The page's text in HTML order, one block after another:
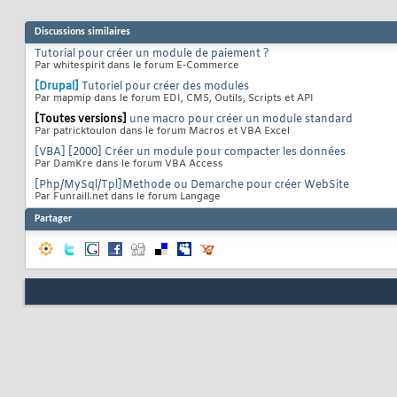
Discussions similaires
Tutorial pour créer un module de paiement ?
Par whitespirit dans le forum E-Commerce
[Drupal] Tutoriel pour créer des modules
Par mapmip dans le forum EDI, CMS, Outils, Scripts et API
[Toutes versions] une macro pour créer un module standard
Par patricktoulon dans le forum Macros et VBA Excel
[VBA] [2000] Créer un module pour compacter les données
Par DamKre dans le forum VBA Access
[Php/MySql/Tpl]Methode ou Demarche pour créer WebSite
Par Funraill.net dans le forum Langage
Partager